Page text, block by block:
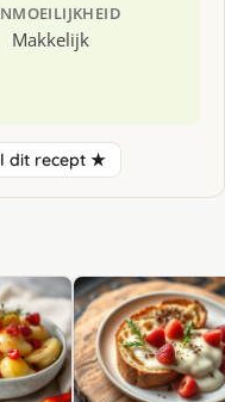
MOEILIJKHEID
Makkelijk
dit recept ★